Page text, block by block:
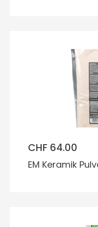
CHF 64.00
EM Keramik